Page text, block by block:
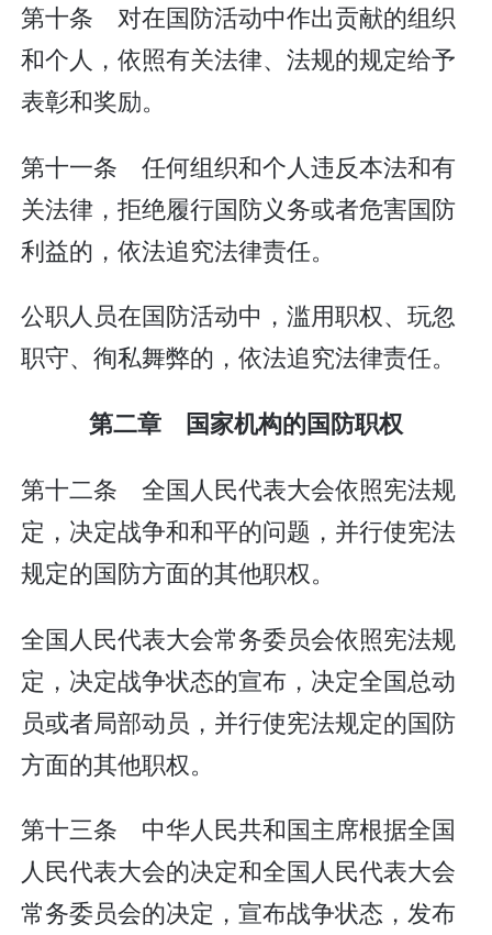
第十条 对在国防活动中作出贡献的组织
和个人，依照有关法律、法规的规定给予
表彰和奖励。
第十一条 任何组织和个人违反本法和有
关法律，拒绝履行国防义务或者危害国防
利益的，依法追究法律责任。
公职人员在国防活动中，滥用职权、玩忽
职守、徇私舞弊的，依法追究法律责任。
第二章 国家机构的国防职权
第十二条 全国人民代表大会依照宪法规
定，决定战争和和平的问题，并行使宪法
规定的国防方面的其他职权。
全国人民代表大会常务委员会依照宪法规
定，决定战争状态的宣布，决定全国总动
员或者局部动员，并行使宪法规定的国防
方面的其他职权。
第十三条 中华人民共和国主席根据全国
人民代表大会的决定和全国人民代表大会
常务委员会的决定，宣布战争状态，发布